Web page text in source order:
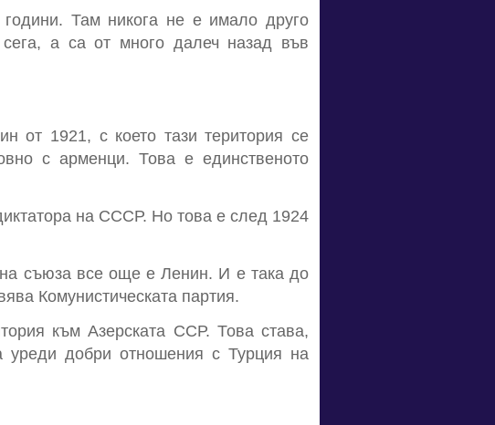
Там никога не е имало друго
а са от много далеч назад във
от 1921, с което тази територия се
с арменци. Това е единственото
на СССР. Но това е след 1924
съюза все още е Ленин. И е така до
Комунистическата партия.
към Азерската ССР. Това става,
уреди добри отношения с Турция на